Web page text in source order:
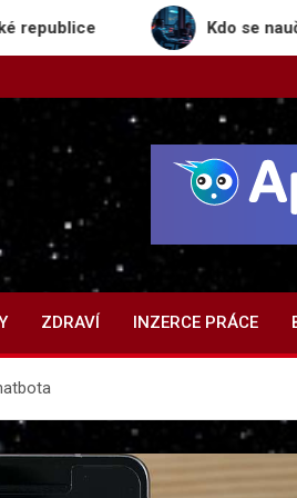
Kdo se naučí s AI,
ZDRAVÍ INZERCE PRÁCE